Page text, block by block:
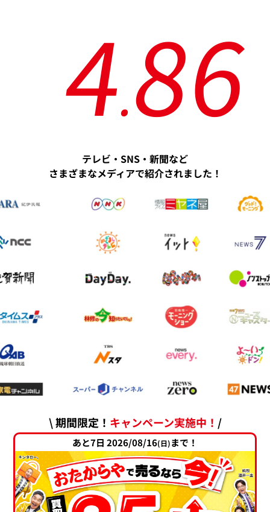
4.
86
テレビ・SNS・新聞など
さまざまなメディアで紹介されました！
\ 期間限定！ キャンペーン実施中！ /
あと7日 2026/08/16(日)まで！